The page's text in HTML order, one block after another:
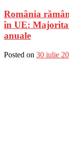
România
în UE:
anuale
Posted on 30 iulie